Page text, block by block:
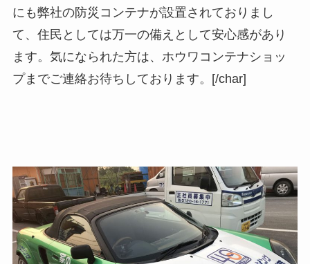
にも弊社の防災コンテナが設置されておりまし
て、住民としては万一の備えとして安心感があり
ます。気になられた方は、ホウワコンテナショッ
プまでご連絡お待ちしております。[/char]